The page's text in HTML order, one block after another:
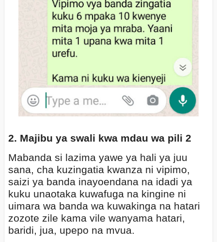
2. Majibu ya swali kwa mdau wa pili 2
Mabanda si lazima yawe ya hali ya juu
sana, cha kuzingatia kwanza ni vipimo,
saizi ya banda inayoendana na idadi ya
kuku unaotaka kuwafuga na kingine ni
uimara wa banda wa kuwakinga na hatari
zozote zile kama vile wanyama hatari,
baridi, jua, upepo na mvua.